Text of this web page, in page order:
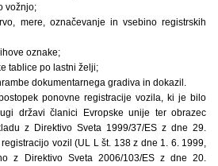
vožnjo;
mere, označevanje in vsebino registrskih
oznake;
tablice po lastni želji;
dokumentarnega gradiva in dokazil.
ponovne registracije vozila, ki je bilo
državi članici Evropske unije ter obrazec
z Direktivo Sveta 1999/37/ES z dne 29.
vozil (UL L št. 138 z dne 1. 6. 1999,
z Direktivo Sveta 2006/103/ES z dne 20.